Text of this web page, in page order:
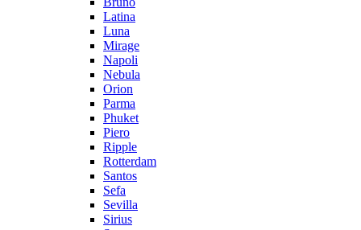
Latina
Luna
Mirage
Napoli
Nebula
Orion
Parma
Phuket
Piero
Ripple
Rotterdam
Santos
Sefa
Sevilla
Sirius